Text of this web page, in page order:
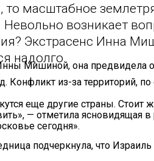
то масштабное
возникает
Экстрасенс Инна
надолго.
Мишиной, она предвидела
Конфликт из-за территорий,
еще другие страны. Стоит
— отметила ясновидящая
сегодня».
подчеркнула, что